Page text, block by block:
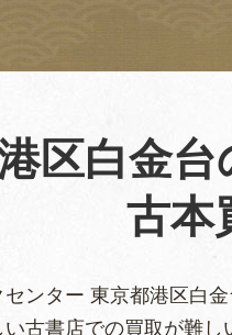
区白金台
古本
ンター 東京都港区白
古書店での買取が難し